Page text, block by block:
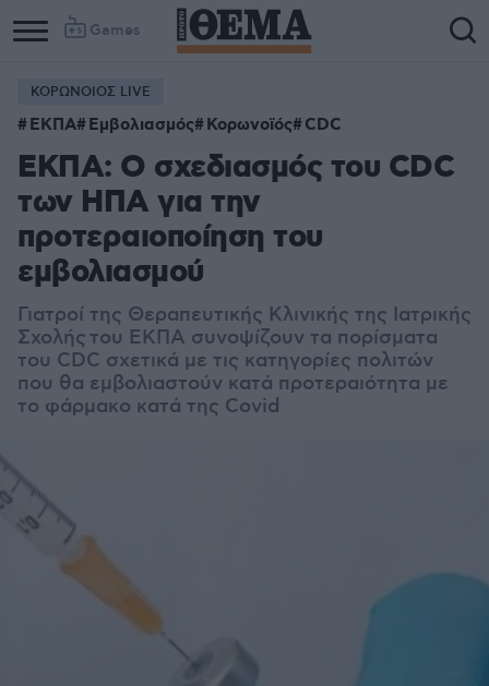
Games
Column
1
Column
2
ΚΟΡΩΝΟΙΟΣ LIVE
ΕΚΠΑ Εμβολιασμός Κορωνοϊός CDC
ΕΚΠΑ: Ο σχεδιασμός του CDC
των ΗΠΑ για την
προτεραιοποίηση του
εμβολιασμού
Γιατροί της Θεραπευτικής Κλινικής της Ιατρικής
Σχολής του ΕΚΠΑ συνοψίζουν τα πορίσματα
του CDC σχετικά με τις κατηγορίες πολιτών
που θα εμβολιαστούν κατά προτεραιότητα με
το φάρμακο κατά της Covid